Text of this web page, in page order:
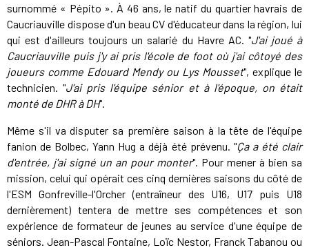
surnommé « Pépito ». À 46 ans, le natif du quartier havrais de
Caucriauville dispose d'un beau CV d'éducateur dans la région, lui
qui est d'ailleurs toujours un salarié du Havre AC. "J'ai joué à
Caucriauville puis j'y ai pris l'école de foot où j'ai côtoyé des
joueurs comme Edouard Mendy ou Lys Mousset", explique le
technicien. "J'ai pris l'équipe sénior et à l'époque, on était
monté de DHR à DH".
Même s'il va disputer sa première saison à la tête de l'équipe
fanion de Bolbec, Yann Hug a déjà été prévenu. "Ça a été clair
d'entrée, j'ai signé un an pour monter". Pour mener à bien sa
mission, celui qui opérait ces cinq dernières saisons du côté de
l'ESM Gonfreville-l'Orcher (entraîneur des U16, U17 puis U18
dernièrement) tentera de mettre ses compétences et son
expérience de formateur de jeunes au service d'une équipe de
séniors. Jean-Pascal Fontaine, Loïc Nestor, Franck Tabanou ou